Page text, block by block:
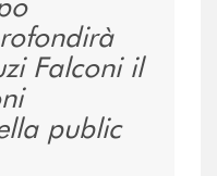
Falconi il
public